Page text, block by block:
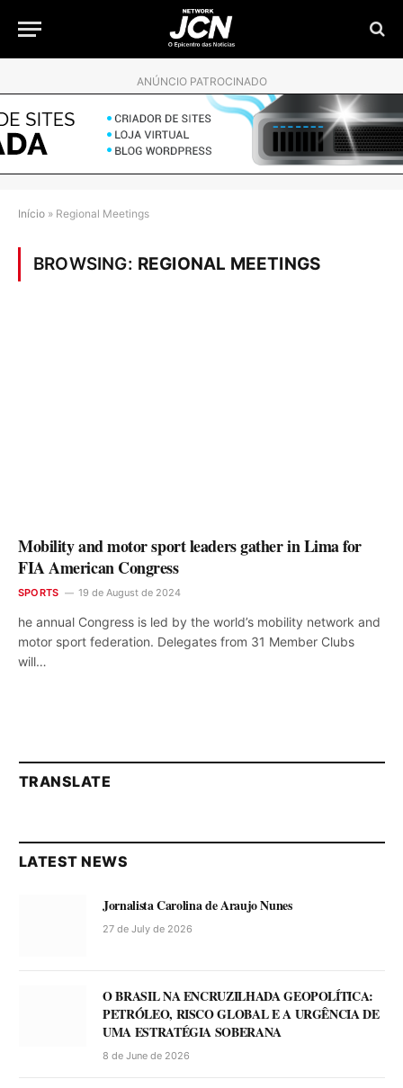
ANÚNCIO PATROCINADO
Início » Regional Meetings
BROWSING: REGIONAL MEETINGS
Mobility and motor sport leaders gather in Lima for
FIA American Congress
SPORTS 19 de August de 2024
he annual Congress is led by the world’s mobility network and
motor sport federation. Delegates from 31 Member Clubs
will…
TRANSLATE
LATEST NEWS
Jornalista Carolina de Araujo Nunes
27 de July de 2026
O BRASIL NA ENCRUZILHADA GEOPOLÍTICA:
PETRÓLEO, RISCO GLOBAL E A URGÊNCIA DE
UMA ESTRATÉGIA SOBERANA
8 de June de 2026